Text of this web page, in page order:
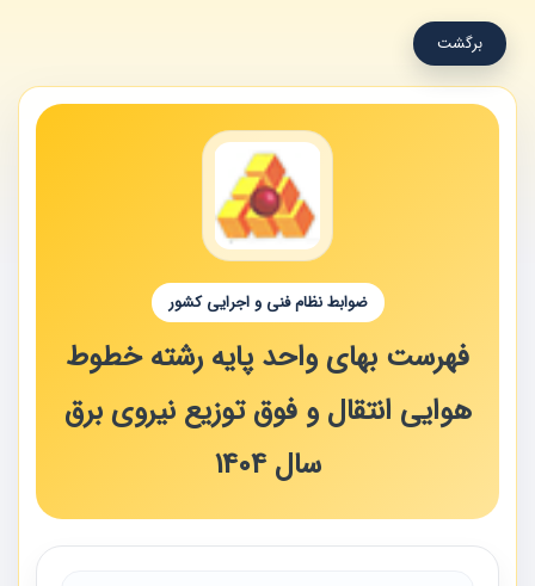
برگشت
ضوابط نظام فنی و اجرایی کشور
فهرست بهای واحد پایه رشته خطوط
هوایی انتقال و فوق توزیع نیروی برق
سال 1404